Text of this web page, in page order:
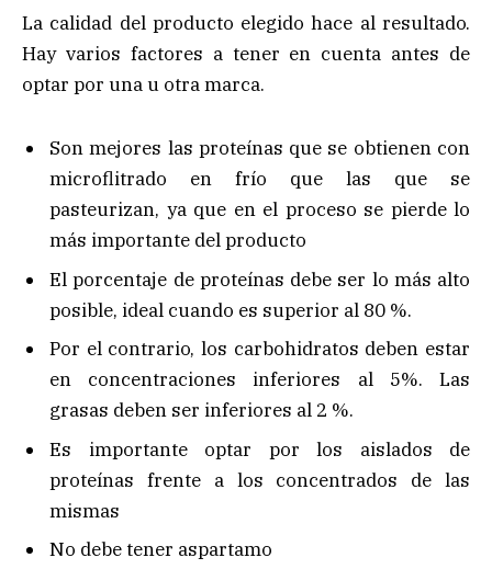
La calidad del producto elegido hace al resultado.
Hay varios factores a tener en cuenta antes de
optar por una u otra marca.
Son mejores las proteínas que se obtienen con
microflitrado en frío que las que se
pasteurizan, ya que en el proceso se pierde lo
más importante del producto
El porcentaje de proteínas debe ser lo más alto
posible, ideal cuando es superior al 80 %.
Por el contrario, los carbohidratos deben estar
en concentraciones inferiores al 5%. Las
grasas deben ser inferiores al 2 %.
Es importante optar por los aislados de
proteínas frente a los concentrados de las
mismas
No debe tener aspartamo